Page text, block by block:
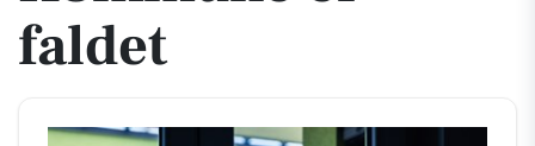
faldet